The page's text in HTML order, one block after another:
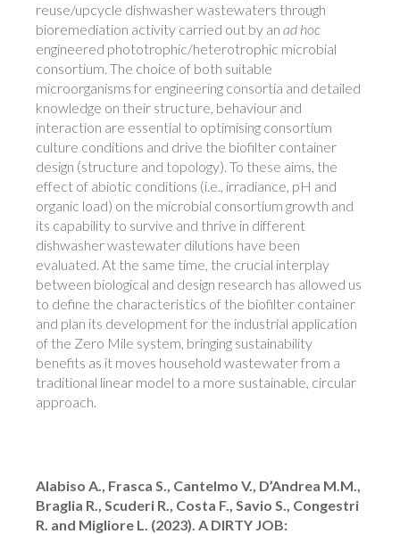
reuse/upcycle dishwasher wastewaters through
bioremediation activity carried out by an ad hoc
engineered phototrophic/heterotrophic microbial
consortium. The choice of both suitable
microorganisms for engineering consortia and detailed
knowledge on their structure, behaviour and
interaction are essential to optimising consortium
culture conditions and drive the biofilter container
design (structure and topology). To these aims, the
effect of abiotic conditions (i.e., irradiance, pH and
organic load) on the microbial consortium growth and
its capability to survive and thrive in different
dishwasher wastewater dilutions have been
evaluated. At the same time, the crucial interplay
between biological and design research has allowed us
to define the characteristics of the biofilter container
and plan its development for the industrial application
of the Zero Mile system, bringing sustainability
benefits as it moves household wastewater from a
traditional linear model to a more sustainable, circular
approach.
Alabiso A., Frasca S., Cantelmo V., D’Andrea M.M.,
Braglia R., Scuderi R., Costa F., Savio S., Congestri
R. and Migliore L. (2023). A DIRTY JOB: